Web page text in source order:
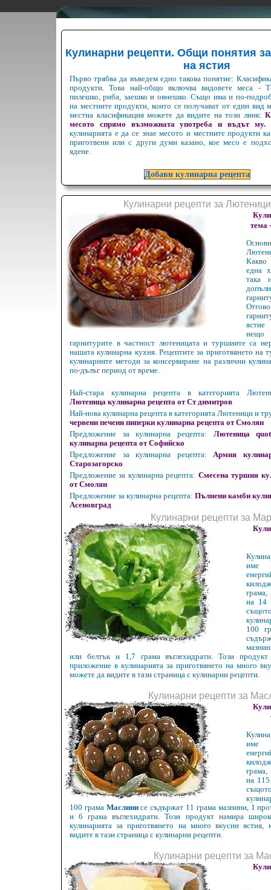
Кулинарни рецепти. Общи понятия
на ястия
Първо трябва да въведем едно такова понятие:
продукти. Това най-общо включва видовете меса -
пилешко, риба, заешко и овнешко. Също има и по-
на местните продукти, които се получават от един вид
местна класификация можете да видите на този линк:
месото спрямо възможната употреба и въдът му.
кулинарията е да се знае месото и местните продукти
приготвени или с други думи казано, кое месо е
ядене.
Добави кулинарна рецепта
Кулинарни рецепти за
тема
една
така
нещо
гарнитурите в частност лютеницата и туршиите са
нашата кулинарна кухня. Рецептите за приготвянето на
кулинарните методи за консервиране на различни
по-дълъг период от време.
Най-стара кулинарна рецепта в категорията
Лютеница кулинарна рецепта от Ст димитров
Най-нова кулинарна рецепта в категорията Лютеници и
червени печени пиперки кулинарна рецепта от Смолян
Предложение за кулинарна рецепта: Лютеница
кулинарна рецепта от Софийско
Предложение за кулинарна рецепта:Армия
Старозагорско
Предложение за кулинарна рецепта: Смесена туршия
от Смолян
Предложение за кулинарна рецепта: Пълнени камби
Асеновград
Кулинарни рецепти за
име
грама,
на 14
100
или белтък и 1,7 грама въглехидрати. Този
приложение в кулинарията за приготвянето на много
можете да видите в тази страница с кулинарни рецепти.
Кулинарни рецепти за
име
грама,
на 115
100 грама Маслинисе съдържат 11 грама мазнини, 1
и 6 грама въглехидрати. Този продукт намира
кулинарията за приготвянето на много вкусни ястия,
видите в тази страница с кулинарни рецепти.
Кулинарни рецепти за